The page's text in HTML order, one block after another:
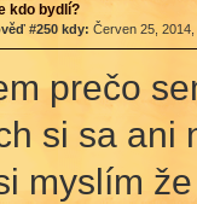
kdo bydlí?
#250 kdy: Červen 25,
prečo
si sa ani
myslím